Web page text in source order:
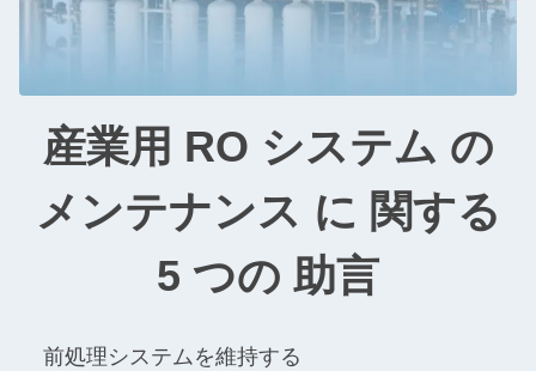
産業用 RO システム の
メンテナンス に 関する
5 つの 助言
前処理システムを維持する